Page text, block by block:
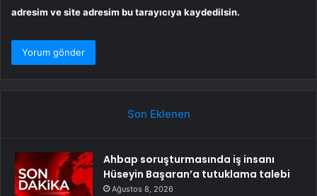
adresim ve site adresim bu tarayıcıya kaydedilsin.
Son Eklenen
Ahbap soruşturmasında iş insanı
Hüseyin Başaran’a tutuklama talebi
Ağustos 8, 2026